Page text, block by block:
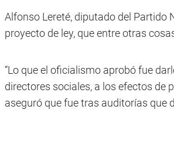
Alfonso Lereté, diputado del Partido
proyecto de ley, que entre otras
“Lo que el oficialismo aprobó fue
directores sociales, a los efectos de
aseguró que fue tras auditorías que